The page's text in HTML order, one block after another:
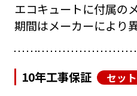
エコキュートに付属の
期間はメーカーにより
10年工事保証 セッ